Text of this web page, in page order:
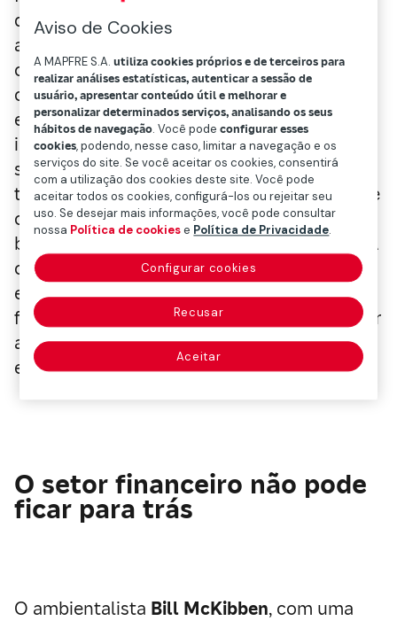
de investimentos de longo prazo, que
alimentam a crise ambiental. E que, no
contexto atual, de combate à mudança
climática, estão destinados ao
estagnamento, originando perdas para os
investidores. Em seu artigo, Stiglitz advertia
sobre os riscos econômicos de fazer uma
transição muito lenta para a neutralidade de
carbono, o que poderia acarretar mudanças
bruscas nos preços dos ativos financeiros. A
crise econômica exigirá enormes mudanças
econômicas e sociais acrescentava, para
finalizar: “Não temos outra opção que mudar
a maneira em que consumimos, produzimos
e investimos”.
O setor financeiro não pode
ficar para trás
O ambientalista Bill McKibben, com uma
Aviso de Cookies
A MAPFRE S.A.utiliza cookies próprios e de terceiros para
realizar análises estatísticas, autenticar a sessão de
usuário, apresentar conteúdo útil e melhorar e
personalizar determinados serviços, analisando os seus
hábitos de navegação. Você podeconfigurar esses
cookies, podendo, nesse caso, limitar a navegação e os
serviços do site. Se você aceitar os cookies, consentirá
com a utilização dos cookies deste site. Você pode
aceitar todos os cookies, configurá-los ou rejeitar seu
uso. Se desejar mais informações, você pode consultar
nossa Política de cookiese Política de Privacidade.
Configurar cookies
Recusar
Aceitar